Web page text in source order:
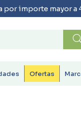
por importe mayor a
Ofertas